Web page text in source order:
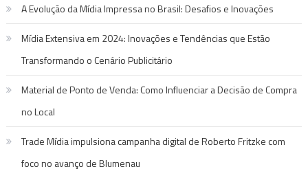
A Evolução da Mídia Impressa no Brasil: Desafios e Inovações
Mídia Extensiva em 2024: Inovações e Tendências que Estão
Transformando o Cenário Publicitário
Material de Ponto de Venda: Como Influenciar a Decisão de Compra
no Local
Trade Mídia impulsiona campanha digital de Roberto Fritzke com
foco no avanço de Blumenau